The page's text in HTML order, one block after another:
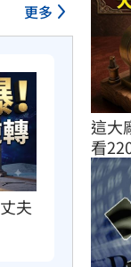
更多
夫
這大
看